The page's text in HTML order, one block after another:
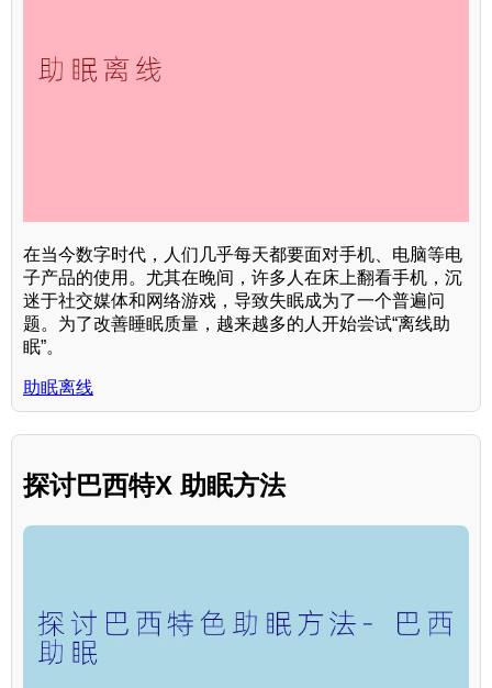
在当今数字时代，人们几乎每天都要面对手机、电脑等电
子产品的使用。尤其在晚间，许多人在床上翻看手机，沉
迷于社交媒体和网络游戏，导致失眠成为了一个普遍问
题。为了改善睡眠质量，越来越多的人开始尝试“离线助
眠”。
助眠离线
探讨巴西特X 助眠方法